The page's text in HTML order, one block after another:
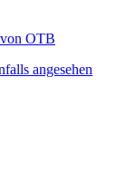
OTB
angesehen